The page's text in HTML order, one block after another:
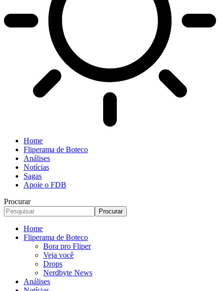
Home
Fliperama de Boteco
Análises
Notícias
Sagas
Apoie o FDB
Procurar
Home
Fliperama de Boteco
Bora pro Fliper
Veja você
Drops
Nerdbyte News
Análises